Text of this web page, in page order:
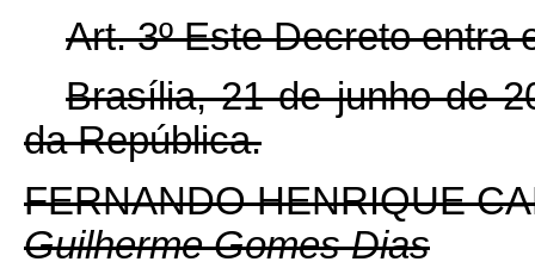
Art. 3º Este Decreto entra
Brasília, 21 de junho de
da República.
FERNANDO HENRIQUE
Guilherme Gomes Dias